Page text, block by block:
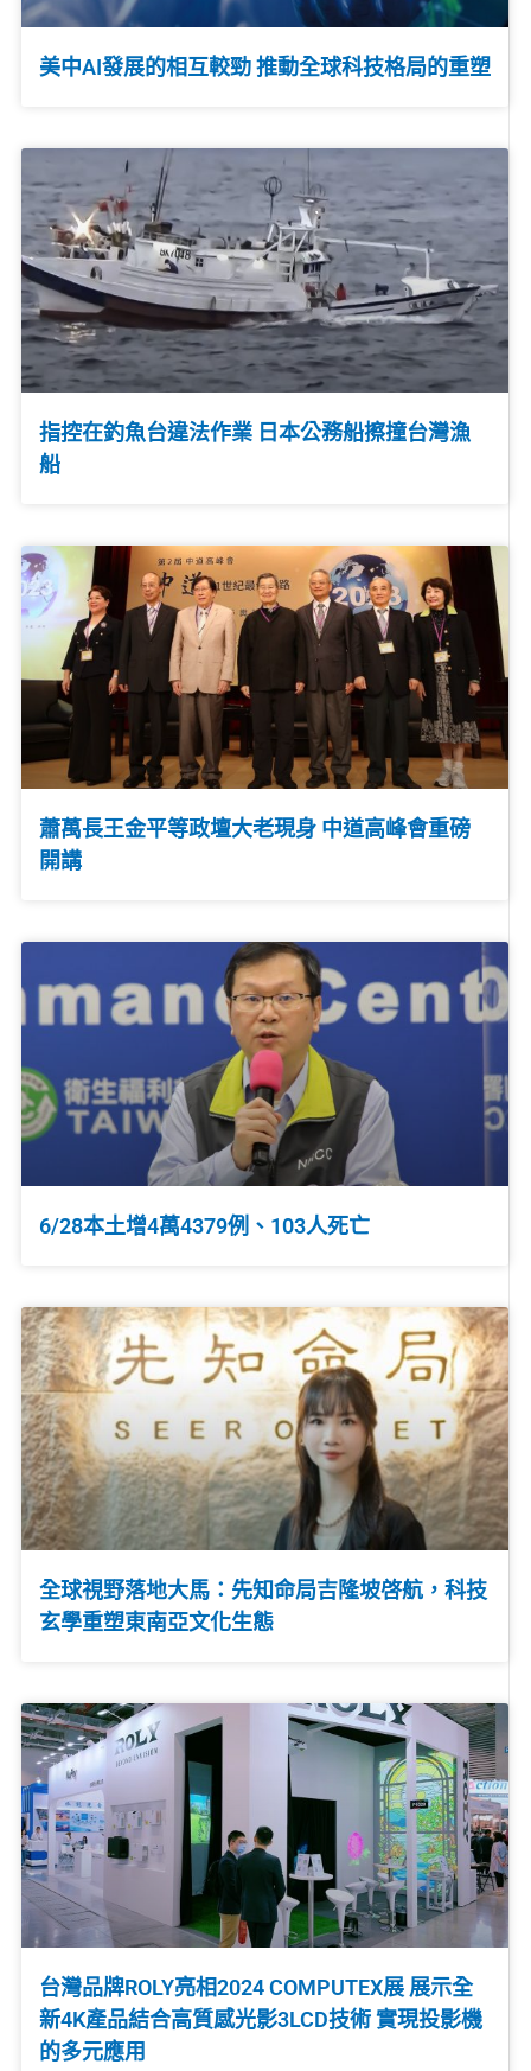
美中AI發展的相互較勁 推動全球科技格局的重塑
指控在釣魚台違法作業 日本公務船擦撞台灣漁
船
蕭萬長王金平等政壇大老現身 中道高峰會重磅
開講
6/28本土增4萬4379例、103人死亡
全球視野落地大馬：先知命局吉隆坡啓航，科技
玄學重塑東南亞文化生態
台灣品牌ROLY亮相2024 COMPUTEX展 展示全
新4K產品結合高質感光影3LCD技術 實現投影機
的多元應用